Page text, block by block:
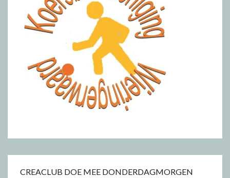
CREACLUB DOE MEE DONDERDAGMORGEN